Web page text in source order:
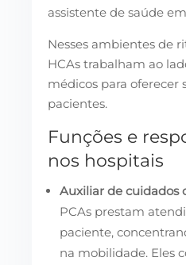
assistente de saúde
Nesses ambientes de
HCAs trabalham ao
médicos para oferecer
pacientes.
Funções e
nos hospitais
Auxiliar de cuidados
PCAs prestam
paciente,
na mobilidade. Eles